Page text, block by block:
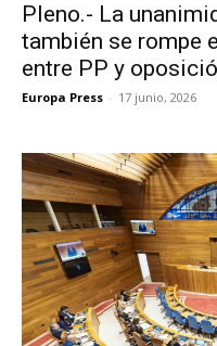
Pleno.- La
también se rompe
entre PP y
Europa Press - 17 junio, 2026